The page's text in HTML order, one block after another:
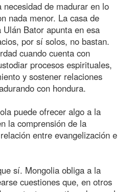
de madurar en lo
nada menor. La casa de
Bator apunta en esa
por sí solos, no bastan.
cuando cuenta con
procesos espirituales,
y sostener relaciones
con hondura.
puede ofrecer algo a la
la comprensión de la
entre evangelización e
sí. Mongolia obliga a la
cuestiones que, en otros